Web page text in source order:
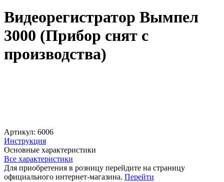
Видеорегистратор Вымпел
3000 (Прибор снят с
производства)
Артикул: 6006
Инструкция
Основные характеристики
Все характеристики
Для приобретения в розницу перейдите на страницу
официального интернет-магазина. Перейти